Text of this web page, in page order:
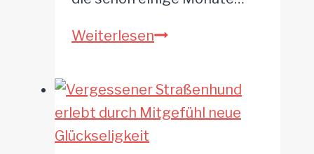
WeiterlesenEinsames
endet
abrupt: